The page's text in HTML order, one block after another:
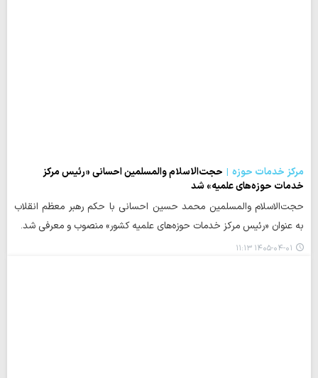
مرکز خدمات حوزه
حجت‌الاسلام والمسلمین احسانی «رئیس مرکز
خدمات حوزه‌های علمیه» شد
حجت‌الاسلام والمسلمین محمد حسین احسانی با حکم رهبر معظم انقلاب
به عنوان «رئیس مرکز خدمات حوزه‌های علمیه کشور» منصوب و معرفی شد.
۱۴۰۵-۰۴-۰۱ ۱۱:۱۳